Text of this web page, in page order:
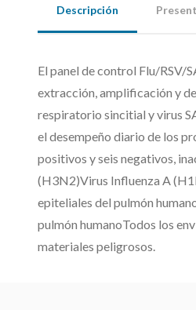
Descripción
El panel de control Flu/RSV/
extracción, amplificación y
respiratorio sincitial y virus
el desempeño diario de los
positivos y seis negativos,
(H3N2)Virus Influenza A
epiteliales del pulmón
pulmón humanoTodos los
materiales peligrosos.